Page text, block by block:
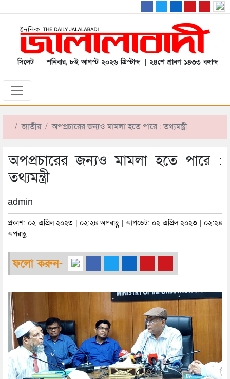
সিলেট শনিবার, ৮ই আগস্ট ২০২৬ খ্রিস্টাব্দ | ২৪শে শ্রাবণ ১৪৩৩ বঙ্গাব্দ
জাতীয় অপপ্রচারের জন্যও মামলা হতে পারে : তথ্যমন্ত্রী
অপপ্রচারের জন্যও মামলা হতে পারে :
তথ্যমন্ত্রী
admin
প্রকাশ: ০২ এপ্রিল ২০২৩ | ০২:২৪ অপরাহ্ণ | আপডেট: ০২ এপ্রিল ২০২৩ | ০২:২৪
অপরাহ্ণ
ফলো করুন-